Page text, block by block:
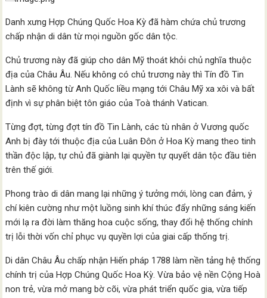
Danh xưng Hợp Chúng Quốc Hoa Kỳ đã hàm chứa chủ trương
chấp nhận di dân từ mọi nguồn gốc dân tộc.
Chủ trương này đã giúp cho dân Mỹ thoát khỏi chủ nghĩa thuộc
địa của Châu Âu. Nếu không có chủ trương này thì Tín đồ Tin
Lành sẽ không từ Anh Quốc liều mạng tới Châu Mỹ xa xôi và bất
định vì sự phân biệt tôn giáo của Toà thánh Vatican.
Từng đợt, từng đợt tín đồ Tin Lành, các tù nhân ở Vương quốc
Anh bị đày tới thuộc địa của Luân Đôn ở Hoa Kỳ mang theo tinh
thần độc lập, tự chủ đã giành lại quyền tự quyết dân tộc đầu tiên
trên thế giới.
Phong trào di dân mang lại những ý tưởng mới, lòng can đảm, ý
chí kiên cường như một luồng sinh khí thúc đẩy những sáng kiến
mới lạ ra đời làm thăng hoa cuộc sống, thay đổi hệ thống chính
trị lỗi thời vốn chỉ phục vụ quyền lợi của giai cấp thống trị.
Di dân Châu Âu chấp nhận Hiến pháp 1788 làm nền tảng hệ thống
chính trị của Hợp Chúng Quốc Hoa Kỳ. Vừa bảo vệ nền Cộng Hoà
non trẻ, vừa mở mang bờ cõi, vừa phát triển quốc gia, vừa tiếp